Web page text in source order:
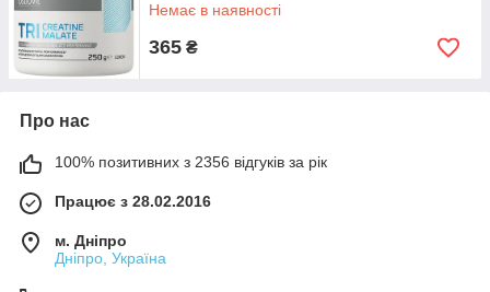
Немає в наявності
365 ₴
Про нас
100% позитивних з 2356 відгуків за рік
Працює з 28.02.2016
м. Дніпро
Дніпро, Україна